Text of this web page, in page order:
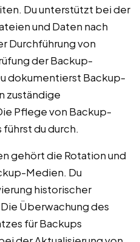
Du unterstützt bei der
und Daten nach
Durchführung von
der Backup-
dokumentierst Backup-
zuständige
Pflege von Backup-
du durch.
gehört die Rotation und
Medien. Du
historischer
Überwachung des
für Backups